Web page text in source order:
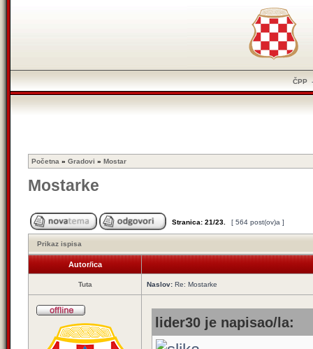
ČPP
Početna » Gradovi » Mostar
Mostarke
Stranica: 21/23 [ 564 post(ov)a ]
Prikaz ispisa
Autor/ica
Tuta Naslov: Re: Mostarke
lider30 je napisao/la: